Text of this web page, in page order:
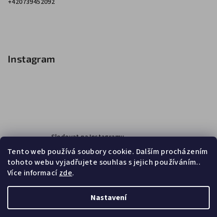
Tento web používá soubory cookie. Dalším procházením
tohoto webu vyjadřujete souhlas s jejich používáním..
Více informacízde.
Nastavení
+420739452092
Instagram
Sledovat na Instagramu
Facebook